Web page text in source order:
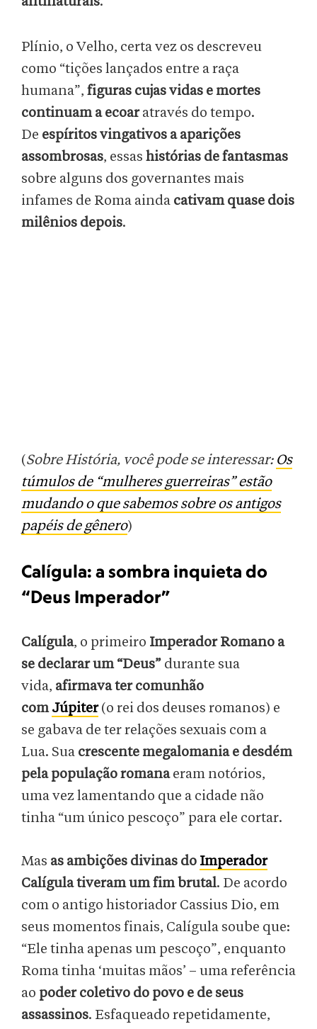
Plínio, o Velho, certa vez os descreveu
como “tições lançados entre a raça
humana”, figuras cujas vidas e mortes
continuam a ecoaratravés do tempo.
De espíritos vingativos a aparições
assombrosas, essas histórias de fantasmas
sobre alguns dos governantes mais
infames de Roma ainda cativam quase dois
milênios depois.
(Sobre História, você pode se interessar: Os
túmulos de “mulheres guerreiras” estão
mudando o que sabemos sobre os antigos
papéis de gênero)
Calígula: a sombra inquieta do
“Deus Imperador”
Calígula, o primeiro Imperador Romano a
se declarar um “Deus” durante sua
vida, afirmava ter comunhão
comJúpiter (o rei dos deuses romanos) e
se gabava de ter relações sexuais com a
Lua. Sua crescente megalomania e desdém
pela população romanaeram notórios,
uma vez lamentando que a cidade não
tinha “um único pescoço” para ele cortar.
Mas as ambições divinas do Imperador
Calígula tiveram um fim brutal. De acordo
com o antigo historiador Cassius Dio, em
seus momentos finais, Calígula soube que:
“Ele tinha apenas um pescoço”, enquanto
Roma tinha ‘muitas mãos’ – uma referência
ao poder coletivo do povo e de seus
assassinos. Esfaqueado repetidamente,